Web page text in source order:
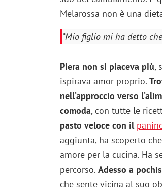
Melarossa non è una
“Mio figlio mi ha detto
Piera non si piaceva più,
ispirava amor proprio.
nell’approccio verso
comoda, con tutte le
pasto veloce con il
aggiunta, ha scoperto che
amore per la cucina. Ha
percorso. Adesso a
che sente vicina al suo